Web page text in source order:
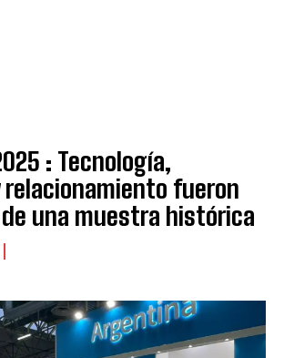
: Tecnología,
relacionamiento fueron
una muestra histórica